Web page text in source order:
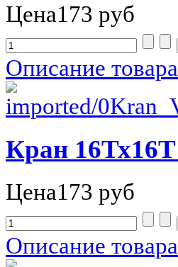
Цена173 руб
Описание товара
Кран
Цена173 руб
Описание товара